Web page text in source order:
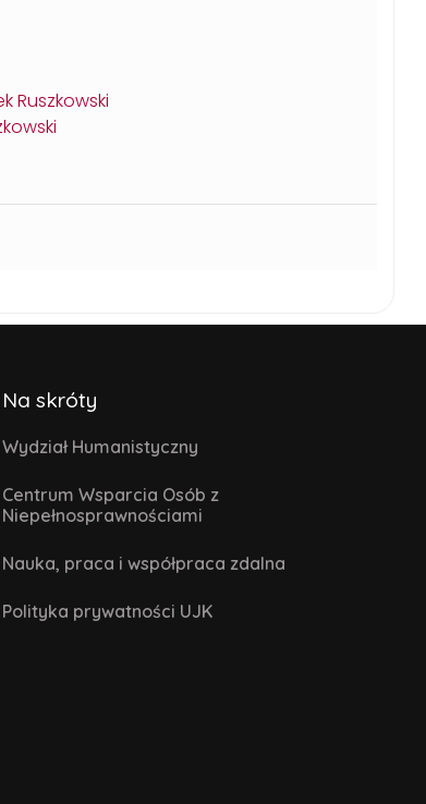
Ruszkowski
Na skróty
Wydział Humanistyczny
Centrum Wsparcia Osób z
Niepełnosprawnościami
Nauka, praca i współpraca zdalna
Polityka prywatności UJK